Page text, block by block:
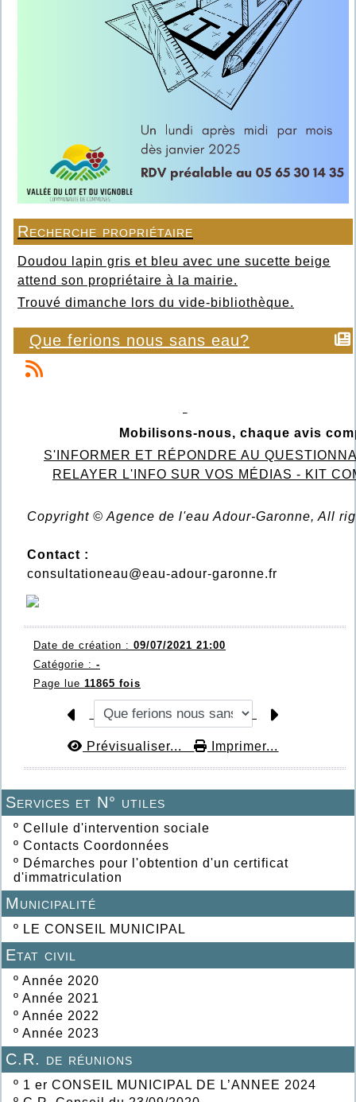
Services et N° utiles
º Cellule d'intervention sociale
º Contacts Coordonnées
º Démarches pour l'obtention d'un certificat
d'immatriculation
Municipalité
º LE CONSEIL MUNICIPAL
Etat civil
º Année 2020
º Année 2021
º Année 2022
º Année 2023
C.R. de réunions
º 1 er CONSEIL MUNICIPAL DE L’ANNEE 2024
Recherche propriétaire
Doudou lapin gris et bleu avec une sucette beige
attend son propriétaire à la mairie.
Trouvé dimanche lors du vide-bibliothèque.
Que ferions nous sans eau?
Mobilisons-nous, chaque avis
S'INFORMER ET RÉPONDRE AU
RELAYER L'INFO SUR VOS MÉDIAS - KIT
Copyright © Agence de l'eau Adour-Garonne, All
Contact :
consultationeau@eau-adour-garonne.fr
Date de création : 09/07/2021 21:00
Catégorie : -
Page lue 11865 fois
Prévisualiser... Imprimer...